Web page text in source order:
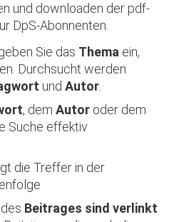
und downloaden der pdf-
DpS-Abonnenten.
Sie das Thema ein,
Durchsucht werden
undAutor
, demAutor oder dem
Suche effektiv
die Treffer in der
Beitrages sind verlinkt